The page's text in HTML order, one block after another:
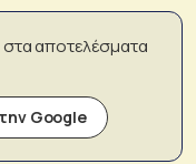
αποτελέσματα
Google